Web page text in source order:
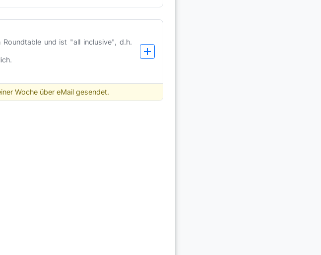
und ist "all inclusive", d.h.
Woche über eMail gesendet.